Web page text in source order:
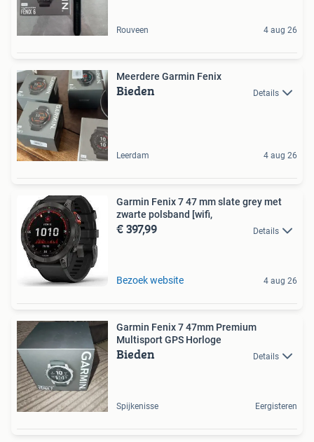
Rouveen 4 aug 26
Meerdere Garmin Fenix
Bieden Details
Leerdam 4 aug 26
Garmin Fenix 7 47 mm slate grey met
zwarte polsband [wifi,
€ 397,99 Details
Bezoek website 4 aug 26
Garmin Fenix 7 47mm Premium
Multisport GPS Horloge
Bieden Details
Spijkenisse Eergisteren